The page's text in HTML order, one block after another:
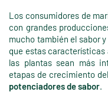
Los consumidores de
con grandes
mucho también el sabor
que estas características
las plantas sean más
etapas de crecimiento
potenciadores de sabor.